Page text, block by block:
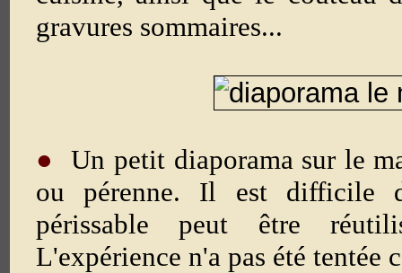
gravures sommaires...
●
Un petit diaporama sur le
ou pérenne. Il est difficile
périssable peut être
L'expérience n'a pas été tentée